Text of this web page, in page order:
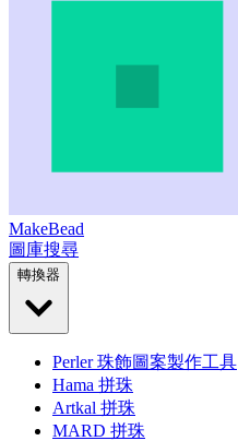
MakeBead
圖庫搜尋
轉換器
Perler 珠飾圖案製作工具
Hama 拼珠
Artkal 拼珠
MARD 拼珠